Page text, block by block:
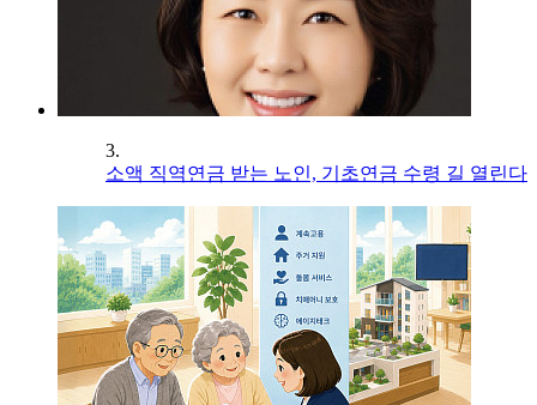
3.
소액 직역연금 받는 노인, 기초연금 수령 길 열린다